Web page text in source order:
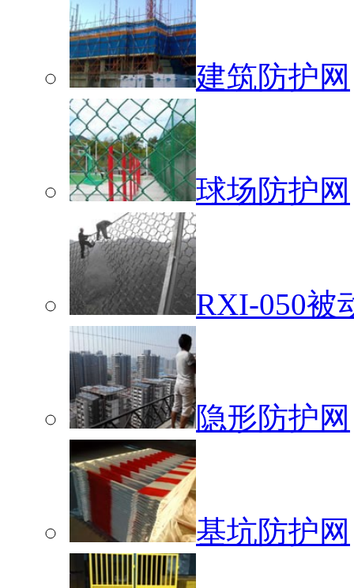
建筑防护网
球场防护网
RXI-050被
隐形防护网
基坑防护网